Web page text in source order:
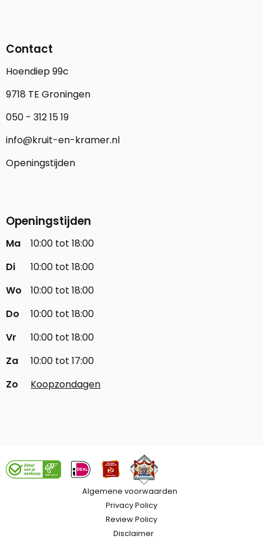
Contact
Hoendiep 99c
9718 TE Groningen
050 - 312 15 19
info@kruit-en-kramer.nl
Openingstijden
Openingstijden
Ma
10:00 tot 18:00
Di
10:00 tot 18:00
Wo
10:00 tot 18:00
Do
10:00 tot 18:00
Vr
10:00 tot 18:00
Za
10:00 tot 17:00
Zo
Koopzondagen
Algemene voorwaarden
Privacy Policy
Review Policy
Disclaimer